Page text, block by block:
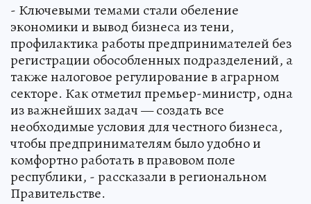
- Ключевыми темами стали обеление
экономики и вывод бизнеса из тени,
профилактика работы предпринимателей без
регистрации обособленных подразделений, а
также налоговое регулирование в аграрном
секторе. Как отметил премьер-министр, одна
из важнейших задач — создать все
необходимые условия для честного бизнеса,
чтобы предпринимателям было удобно и
комфортно работать в правовом поле
республики, - рассказали в региональном
Правительстве.